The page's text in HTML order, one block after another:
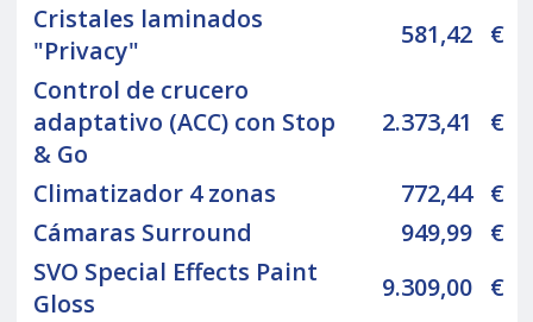
Cristales laminados
"Privacy"
581,42 €
Control de crucero
adaptativo (ACC) con Stop
& Go
2.373,41 €
Climatizador 4 zonas 772,44 €
Cámaras Surround
949,99 €
SVO Special Effects Paint
Gloss
9.309,00 €